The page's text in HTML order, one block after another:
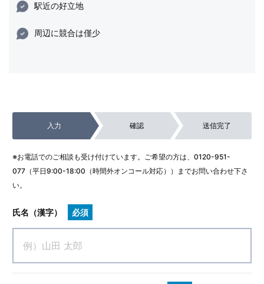
駅近の好立地
周辺に競合は僅少
入力 確認 送信完了
※お電話でのご相談も受け付けています。ご希望の方は、 0120-951-
077 （平日9:00-18:00（時間外オンコール対応））までお問い合わせ下さ
い。
氏名（漢字） 必須